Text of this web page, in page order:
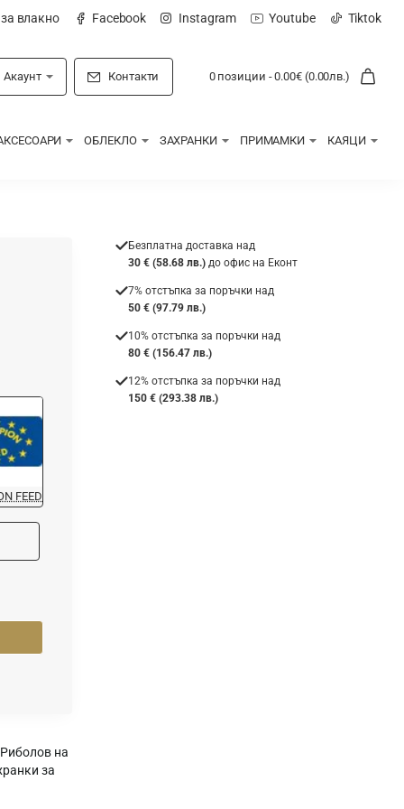
влакно Facebook Instagram Youtube Tiktok
Акаунт Контакти 0 позиции - 0.00€ (0.00лв.)
ОБЛЕКЛО ЗАХРАНКИ ПРИМАМКИ
КАЯЦИ
FEED
Риболов на
за
Безплатна доставка над
30 € (58.68 лв.) до офис на Еконт
7% отстъпка за поръчки над
50 € (97.79 лв.)
10% отстъпка за поръчки над
80 € (156.47 лв.)
12% отстъпка за поръчки над
150 € (293.38 лв.)